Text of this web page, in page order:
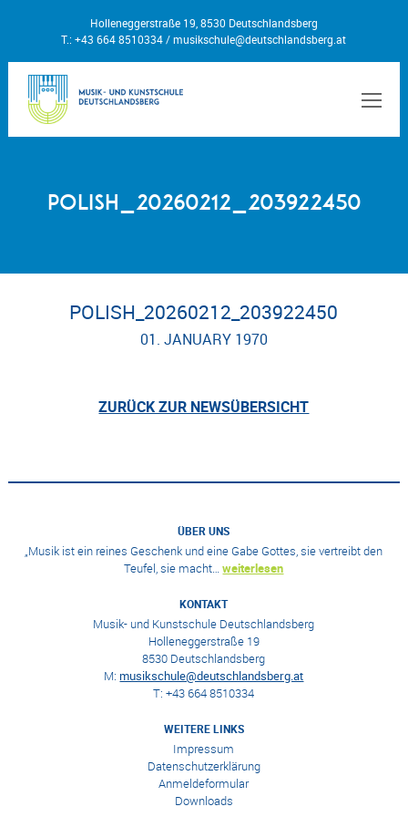
Holleneggerstraße 19, 8530 Deutschlandsberg
T.: +43 664 8510334 /musikschule@deutschlandsberg.at
Polish_20260212_203922450
POLISH_20260212_203922450
01. JANUARY 1970
ZURÜCK ZUR NEWSÜBERSICHT
ÜBER UNS
„Musik ist ein reines Geschenk und eine Gabe Gottes, sie vertreibt den
Teufel, sie macht…weiterlesen
KONTAKT
Musik- und Kunstschule Deutschlandsberg
Holleneggerstraße 19
8530 Deutschlandsberg
M: musikschule@deutschlandsberg.at
T: +43 664 8510334
WEITERE LINKS
Impressum
Datenschutzerklärung
Anmeldeformular
Downloads